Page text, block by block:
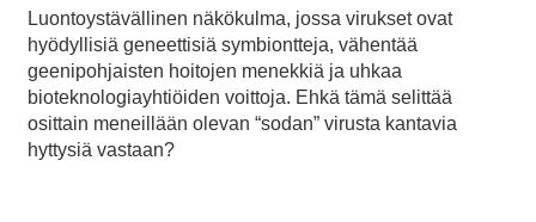
Luontoystävällinen näkökulma, jossa virukset ovat
hyödyllisiä geneettisiä symbiontteja, vähentää
geenipohjaisten hoitojen menekkiä ja uhkaa
bioteknologiayhtiöiden voittoja. Ehkä tämä selittää
osittain meneillään olevan “sodan” virusta kantavia
hyttysiä vastaan?